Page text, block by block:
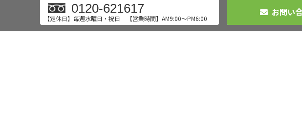
0120-621617
【定休日】毎週水曜日・祝日 【営業時間】AM9:00～PM6:00
お問い